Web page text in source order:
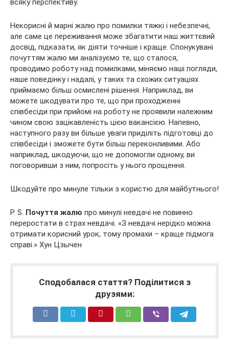
всяку перспективу.
Некорисні й марні жалю про помилки тяжкі і небезпечні,
але саме це переживання може збагатити наш життєвий
досвід, підказати, як діяти точніше і краще. Спонукувані
почуттям жалю ми аналізуємо те, що сталося,
проводимо роботу над помилками, міняємо наші погляди,
наше поведінку і надалі, у таких та схожих ситуаціях
приймаємо більш осмислені рішення. Наприклад, ви
можете шкодувати про те, що при проходженні
співбесіди при прийомі на роботу не проявили належним
чином свою зацікавленість цією вакансією. Напевно,
наступного разу ви більше уваги приділіть підготовці до
співбесіди і зможете бути більш переконливими. Або
наприклад, шкодуючи, що не допомогли одному, ви
поговоривши з ним, попросіть у нього прощення.
Шкодуйте про минуле тільки з користю для майбутнього!
P. S. Почуття жалю про минулі невдачі не повинно
переростати в страх невдачі. «З невдачі нерідко можна
отримати корисний урок, тому промахи – краще підмога
справі.» Хун Цзычен
Сподобалася стаття? Поділитися з
друзями: